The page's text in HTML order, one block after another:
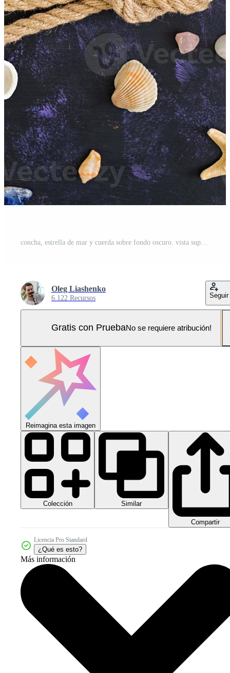
Oleg Liashenko
6.122 Recursos Seguir
Gratis con PruebaNo se requiere atribución!
Reimagina esta imagen
Colección Similar
Compartir
Licencia Pro Standard
¿Qué es esto?
Más información